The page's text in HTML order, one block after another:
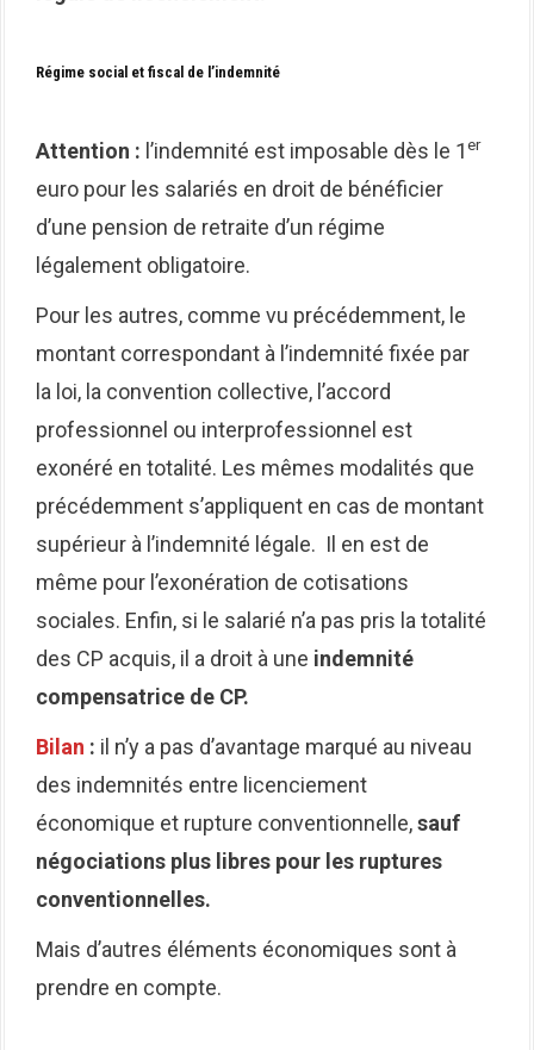
Régime social et fiscal de l’indemnité
Attention : l’indemnité est imposable dès le 1er
euro pour les salariés en droit de bénéficier
d’une pension de retraite d’un régime
légalement obligatoire.
Pour les autres, comme vu précédemment, le
montant correspondant à l’indemnité fixée par
la loi, la convention collective, l’accord
professionnel ou interprofessionnel est
exonéré en totalité. Les mêmes modalités que
précédemment s’appliquent en cas de montant
supérieur à l’indemnité légale. Il en est de
même pour l’exonération de cotisations
sociales. Enfin, si le salarié n’a pas pris la totalité
des CP acquis, il a droit à une indemnité
compensatrice de CP.
Bilan : il n’y a pas d’avantage marqué au niveau
des indemnités entre licenciement
économique et rupture conventionnelle,sauf
négociations plus libres pour les ruptures
conventionnelles.
Mais d’autres éléments économiques sont à
prendre en compte.